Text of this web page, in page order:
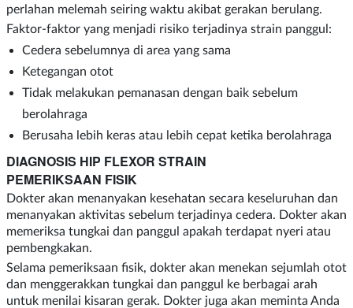
perlahan melemah seiring waktu akibat gerakan berulang.
Faktor-faktor yang menjadi risiko terjadinya strain panggul:
Cedera sebelumnya di area yang sama
Ketegangan otot
Tidak melakukan pemanasan dengan baik sebelum
berolahraga
Berusaha lebih keras atau lebih cepat ketika berolahraga
DIAGNOSIS HIP FLEXOR STRAIN
PEMERIKSAAN FISIK
Dokter akan menanyakan kesehatan secara keseluruhan dan
menanyakan aktivitas sebelum terjadinya cedera. Dokter akan
memeriksa tungkai dan panggul apakah terdapat nyeri atau
pembengkakan.
Selama pemeriksaan fisik, dokter akan menekan sejumlah otot
dan menggerakkan tungkai dan panggul ke berbagai arah
untuk menilai kisaran gerak. Dokter juga akan meminta Anda